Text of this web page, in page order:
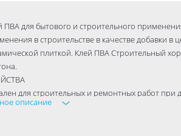
ПВА для бытового и строительного
в строительстве в качестве добавки
плиткой. Клей ПВА Строительный
для строительных и ремонтных работ
хорошую фиксацию приклеиваемых
описание